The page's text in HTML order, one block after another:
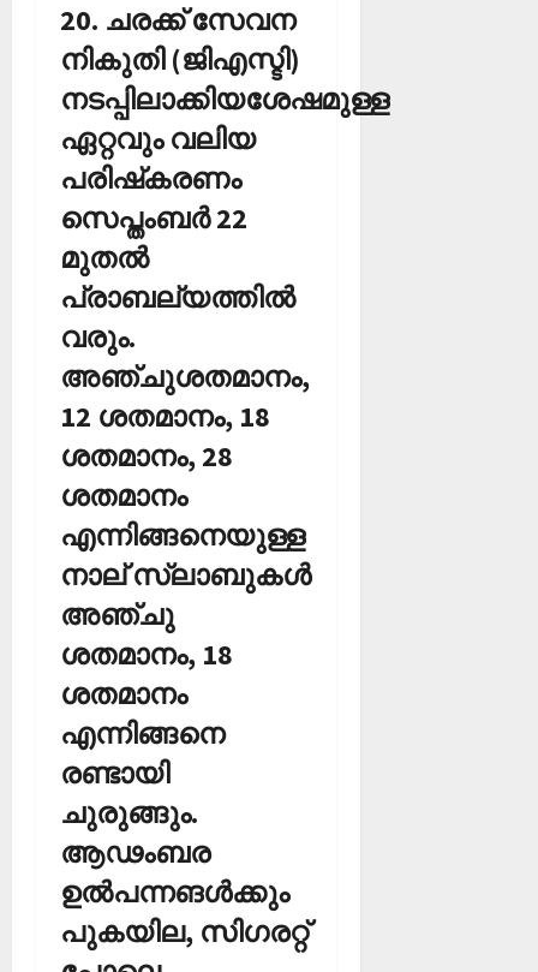
20. ചരക്ക് സേവന
നികുതി (ജിഎസ്ടി)
നടപ്പിലാക്കിയശേഷമുള്ള
ഏറ്റവും വലിയ
പരിഷ്‌കരണം
സെപ്തംബര്‍ 22
മുതല്‍
പ്രാബല്യത്തില്‍
വരും.
അഞ്ചുശതമാനം,
12 ശതമാനം, 18
ശതമാനം, 28
ശതമാനം
എന്നിങ്ങനെയുള്ള
നാല് സ്ലാബുകള്‍
അഞ്ചു
ശതമാനം, 18
ശതമാനം
എന്നിങ്ങനെ
രണ്ടായി
ചുരുങ്ങും.
ആഢംബര
ഉല്‍പന്നങള്‍ക്കും
പുകയില, സിഗരറ്റ്